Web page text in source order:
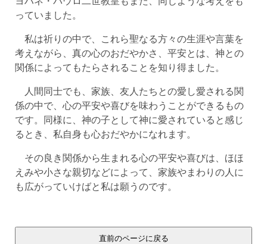
っていました。
私は祈りの中で、これら聖なる方々の生涯や言葉を
考えながら、真の心のおだやかさ、平安とは、神との
関係によってもたらされることを知り得ました。
人間同士でも、家族、友人たちとの愛し愛される関
係の中で、心の平安や喜びを味わうことができるもの
です。同様に、神の子として神に愛されていると感じ
るとき、私自身も心おだやかになれます。
その良き関係から生まれる心の平安や喜びは、ほほ
えみや小さな親切などによって、家族やまわりの人に
も広がっていけばと私は願うのです。